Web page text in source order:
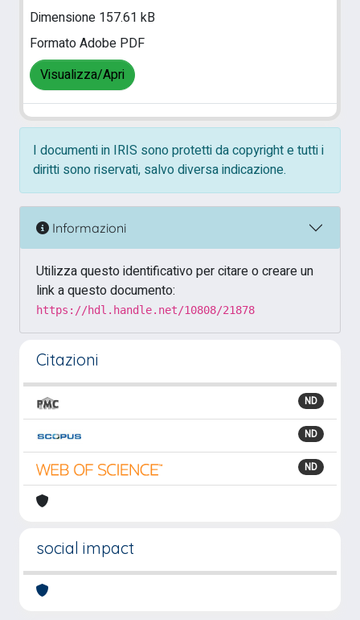
Dimensione 157.61 kB
Formato Adobe PDF
Visualizza/Apri
I documenti in IRIS sono protetti da copyright e tutti i
diritti sono riservati, salvo diversa indicazione.
Informazioni
Utilizza questo identificativo per citare o creare un
link a questo documento:
https://hdl.handle.net/10808/21878
Citazioni
ND
ND
ND
social impact